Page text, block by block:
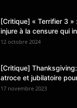
[Critique] « Terrifier 3 »
injure à la censure qui
12 octobre 2024
[Critique]
atroce et jubilatoire
17 novembre 2023